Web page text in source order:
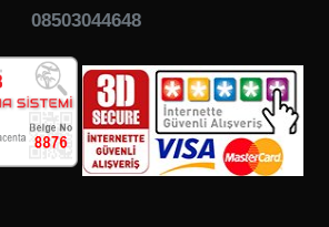
08503044648